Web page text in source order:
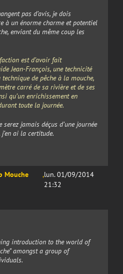
pas d’avis, je dois
à un énorme charme et potentiel
enviant du même coup les
est d’avoir fait
Jean-François, une technicité
de pêche à la mouche,
carré de sa rivière et de ses
qu’un enrichissement en
toute la journée.
serez jamais déçus d’une journée
ai la certitude.
Mouche
,lun. 01/09/2014
21:32
introduction to the world of
amongst a group of